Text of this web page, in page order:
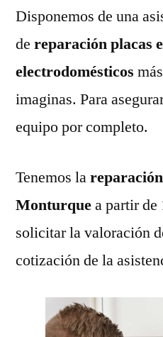
Disponemos de una
de reparación placas
electrodomésticos
imaginas. Para
equipo por completo.
Tenemos la
Monturquea partir de
solicitar la valoración
cotización de la